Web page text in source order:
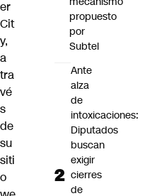
er
Cit
y,
a
tra
vé
s
de
su
siti
o
propuesto
por
Subtel
Ante
alza
de
intoxicaciones:
Diputados
buscan
exigir
cierres
de